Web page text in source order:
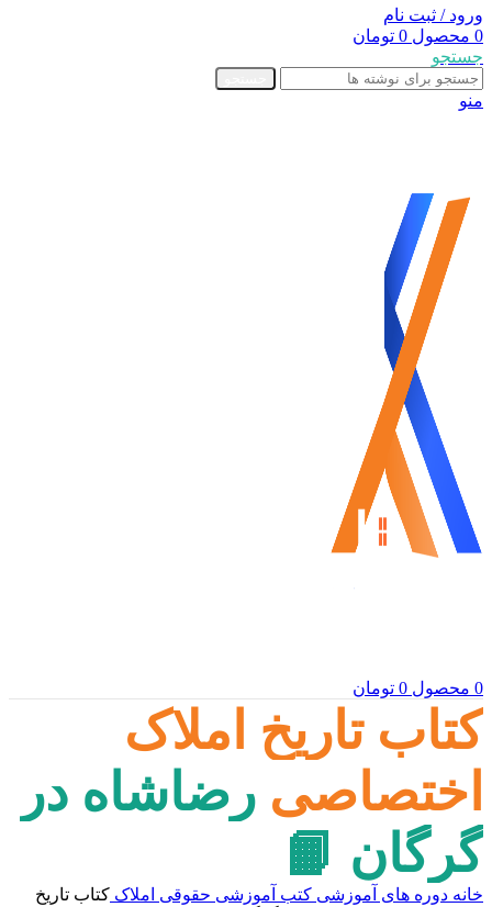
ورود / ثبت نام
0 محصول 0 تومان
جستجو
منو
0 محصول 0 تومان
کتاب تاریخ املاک
اختصاصی رضاشاه در
گرگان 📙
خانه دوره های آموزشی کتب آموزشی حقوقی املاک کتاب تاریخ